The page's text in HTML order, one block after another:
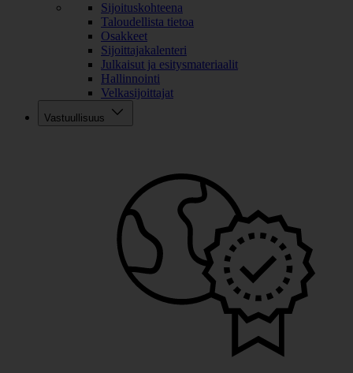
Sijoituskohteena
Taloudellista tietoa
Osakkeet
Sijoittajakalenteri
Julkaisut ja esitysmateriaalit
Hallinnointi
Velkasijoittajat
Vastuullisuus